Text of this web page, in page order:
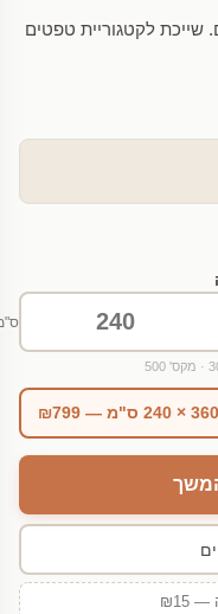
לקטגוריית טפטים
360 × 240 ס"מ — ₪799
₪15